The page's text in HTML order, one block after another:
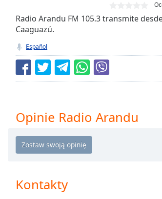
Seek to
currently
LIVE
Remaining
Rate
Chapters
Chapters
descriptions
Radio Arandu FM 105.3 transmite
Caaguazú.
Español
Opinie Radio Arandu
Kontakty